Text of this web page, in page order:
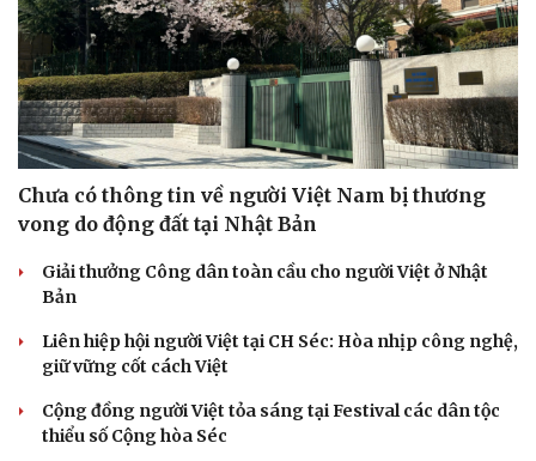
hóa Việt trên không gian số
Hiệu sách cũ, không gian sáng tạo mang nhiều giá trị
cần gìn giữ
KIỀU BÀO